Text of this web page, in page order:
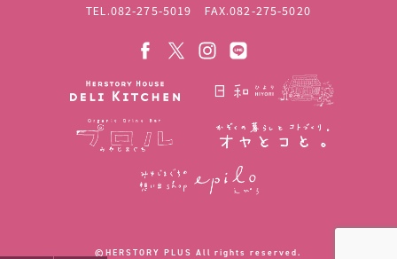
TEL.082-275-5019 FAX.082-275-5020
©︎HERSTORY PLUS All rights reserved.